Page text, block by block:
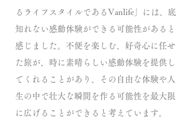
るライフスタイルであるVanlife」には、底
知れない感動体験ができる可能性があると
感じました。不便を楽しむ、好奇心に任せ
た旅が、時に素晴らしい感動体験を提供し
てくれることがあり、その自由な体験や人
生の中で壮大な瞬間を作る可能性を最大限
に広げることができると考えています。